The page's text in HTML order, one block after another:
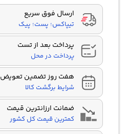
ارسال فوق سریع
تیپاکس؛ پست؛ پیک
پرداخت بعد از تست
پرداخت در محل
هفت روز تضمین تعویض
شرایط برگشت کالا
ضمانت ارزانترین قیمت
کمترین قیمت کل کشور